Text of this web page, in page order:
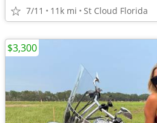
7/11 11k mi St Cloud Florida
$3,300